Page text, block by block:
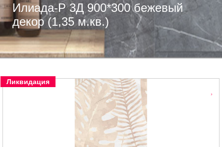
Илиада-Р 3Д 900*300 бежевый
декор (1,35 м.кв.)
Ликвидация